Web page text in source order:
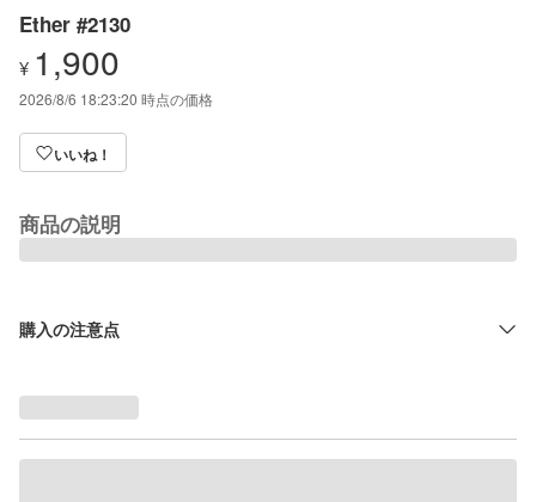
Ether #2130
¥ 1,900
2026/8/6 18:23:20 時点の価格
いいね！
商品の説明
購入の注意点